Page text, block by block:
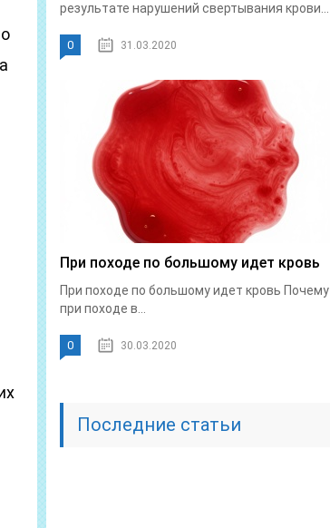
результате нарушений свертывания крови...
0 31.03.2020
При походе по большому идет кровь
При походе по большому идет кровь Почему
при походе в...
0 30.03.2020
Последние статьи